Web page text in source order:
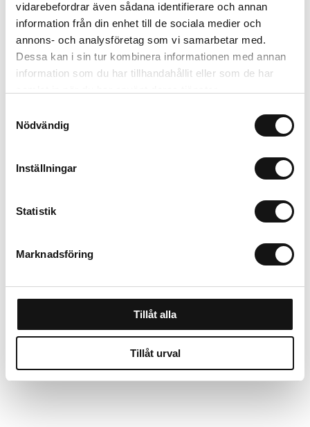
vidarebefordrar även sådana identifierare och annan
information från din enhet till de sociala medier och
annons- och analysföretag som vi samarbetar med.
Dessa kan i sin tur kombinera informationen med annan
information som du har tillhandahållit eller som de har
Nödvändig
Inställningar
Statistik
Marknadsföring
Tillåt alla
Tillåt urval
Lägg i varukorgen
Trygg betalning
Ekologiskt utbud
Valbara fraktmetoder
Beskrivning
Recensioner